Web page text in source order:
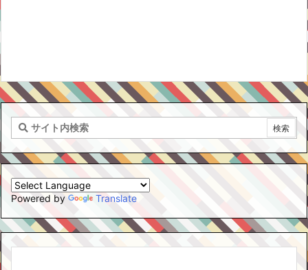
Powered by Translate